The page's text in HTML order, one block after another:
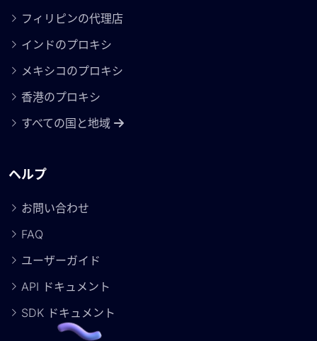
フィリピンの代理店
インドのプロキシ
メキシコのプロキシ
香港のプロキシ
すべての国と地域
ヘルプ
お問い合わせ
FAQ
ユーザーガイド
API ドキュメント
SDK ドキュメント